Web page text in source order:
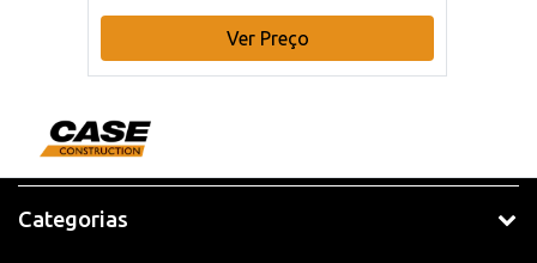
Ver Preço
Categorias